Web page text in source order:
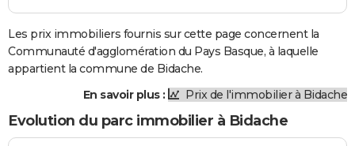
Les prix immobiliers fournis sur cette page concernent la
Communauté d'agglomération du Pays Basque, à laquelle
appartient la commune de Bidache.
En savoir plus :
Prix de l'immobilier à Bidache
Evolution du parc immobilier à Bidache